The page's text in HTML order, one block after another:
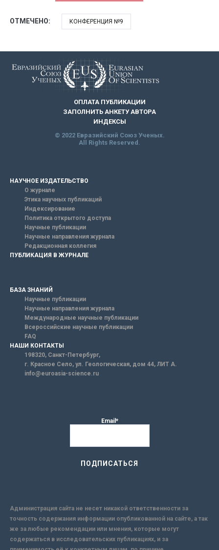
ОТМЕЧЕНО: КОНФЕРЕНЦИЯ №9
ОПЛАТА ПУБЛИКАЦИИ
ЗАПОЛНИТЬ АНКЕТУ АВТОРА
ИНДЕКСЫ
© 2022 Евразийский Союз Ученых.
All Rights Reserved.
НАУЧНОЕ ИЗДАТЕЛЬСТВО
О журнале
Этика научных публикаций
Индексирование
Политика открытого доступа
Научные публикации
Научные направления журнала
Редакционная коллегия
ПУБЛИКАЦИЯ В ЖУРНАЛЕ
БАЗА ЗНАНИЙ
Научные публикации
Научные направления журнала
Международные научные публикации
Всероссийские научные публикации
FAQ
НАШИ КОНТАКТЫ
198320, Санкт-Петербург,
г. Красное Село, ул. Геологическая, дом 44, ЛИТ А.
info@euroasia-science.ru
Email*
Администрация сайта не несет никакой ответственности за
точность содержания информации опубликованной на сайте, а так
же за любые рекомендации или мнения, которые могут
содержаться в исследовательских публикациях, и за